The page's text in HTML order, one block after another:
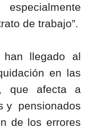
de trabajo”.
han llegado al
en las
que afecta a
y pensionados
de los errores